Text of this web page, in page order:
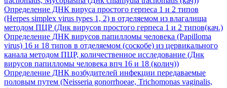
Определение ДНК вируса простого герпеса 1 и 2 типов
(Herpes simplex virus types 1, 2) в отделяемом из влагалища
методом ПЦР (Днк вирусов простого герпеса 1 и 2 типов(кач.)
Определение ДНК вирусов папилломы человека (Papilloma
virus) 16 и 18 типов в отделяемом (соскобе) из цервикального
канала методом ПЦР, количественное исследование (Днк
вирусов папилломы человека впч 16 и 18 (колич))
Определение ДНК возбудителей инфекции передаваемые
половым путем (Neisseria gonorrhoeae, Trichomonas vaginalis,